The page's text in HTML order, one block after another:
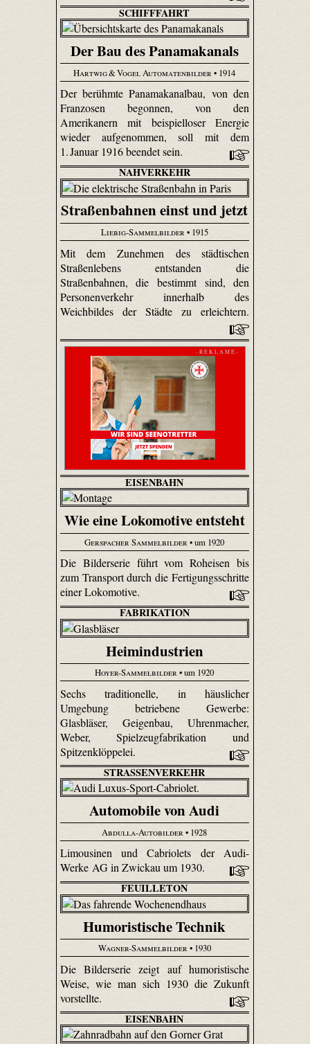
SCHIFFFAHRT
Der Bau des Panamakanals
Hartwig & Vogel Automatenbilder • 1914
Der berühmte Panamakanalbau, von den
Franzosen begonnen, von den
Amerikanern mit beispielloser Energie
wieder aufgenommen, soll mit dem
1. Januar 1916 beendet sein.
NAHVERKEHR
Straßenbahnen einst und jetzt
Liebig-Sammelbilder• 1915
Mit dem Zunehmen des städtischen
Straßenlebens entstanden die
Straßenbahnen, die bestimmt sind, den
Personenverkehr innerhalb des
Weichbildes der Städte zu erleichtern.
- R E K L A M E -
EISENBAHN
Wie eine Lokomotive entsteht
Gerspacher Sammelbilder• um 1920
Die Bilderserie führt vom Roheisen bis
zum Transport durch die Fertigungsschritte
einer Lokomotive.
FABRIKATION
Heimindustrien
Hoyer-Sammelbilder• um 1920
Sechs traditionelle, in häuslicher
Umgebung betriebene Gewerbe:
Glasbläser, Geigenbau, Uhren­macher,
Weber, Spiel­zeug­fabri­kation und
Spitzenklöppelei.
STRASSENVERKEHR
Automobile von Audi
Abdulla-Autobilder• 1928
Limousinen und Cabriolets der Audi-
Werke AG in Zwickau um 1930.
FEUILLETON
Humoristische Technik
Wagner-Sammelbilder• 1930
Die Bilderserie zeigt auf humoristische
Weise, wie man sich 1930 die Zukunft
vorstellte.
EISENBAHN